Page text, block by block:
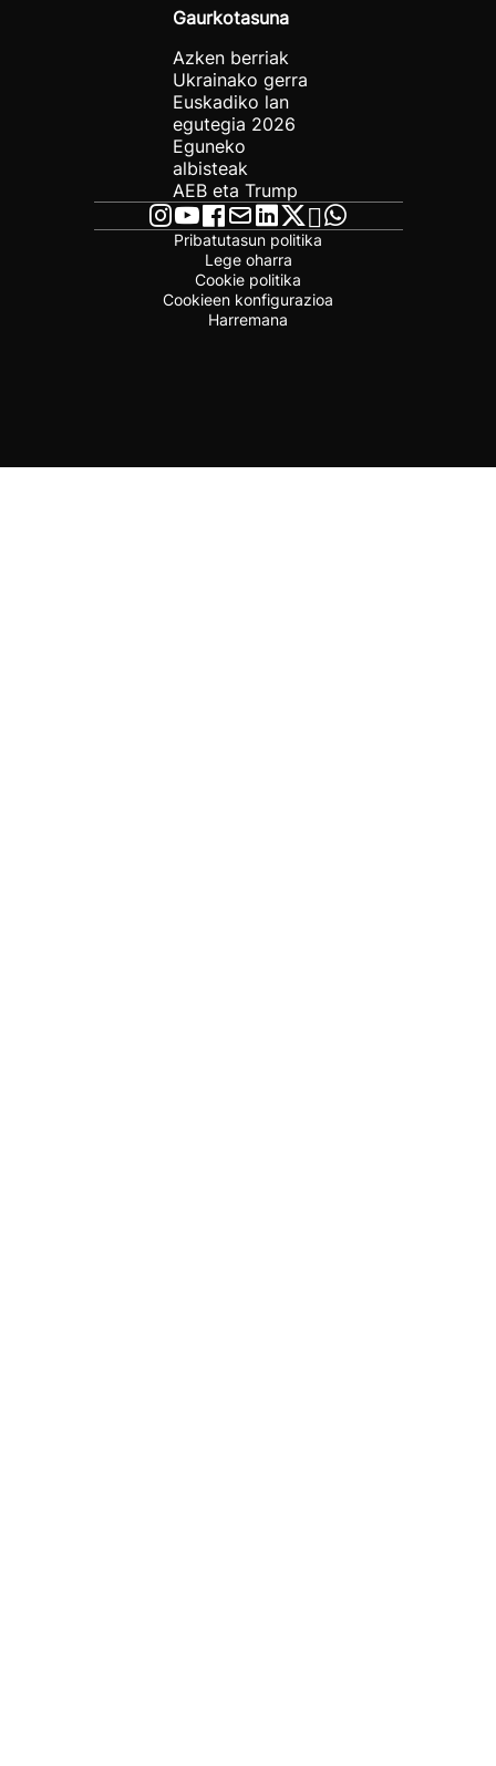
Gaurkotasuna
Azken berriak
Ukrainako gerra
Euskadiko lan
egutegia 2026
Eguneko
albisteak
AEB eta Trump
Pribatutasun politika
Lege oharra
Cookie politika
Cookieen konfigurazioa
Harremana